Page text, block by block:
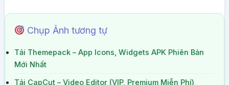
Chụp Ảnh tương tự
Tải Themepack – App Icons, Widgets APK Phiên Bản
Mới Nhất
Tải CapCut – Video Editor (VIP, Premium Miễn Phí)